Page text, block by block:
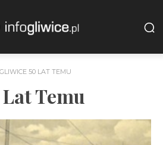
GLIWICE 50 LAT TEMU
Temu